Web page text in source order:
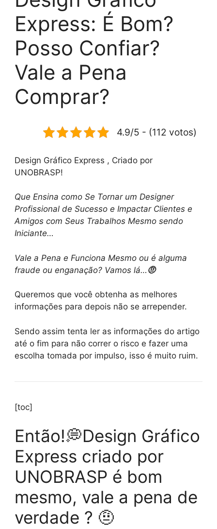
Express: É Bom?
Posso Confiar?
Vale a Pena
Comprar?
4.9/5 - (112 votos)
Design Gráfico Express , Criado por
UNOBRASP!
Que Ensina como Se Tornar um Designer
Profissional de Sucesso e Impactar Clientes e
Amigos com Seus Trabalhos Mesmo sendo
Iniciante…
Vale a Pena e Funciona Mesmo ou é alguma
fraude ou enganação? Vamos lá… 🤨
Queremos que você obtenha as melhores
informações para depois não se arrepender.
Sendo assim tenta ler as informações do artigo
até o fim para não correr o risco e fazer uma
escolha tomada por impulso, isso é muito ruim.
[toc]
Então!💭Design Gráfico
Express criado por
UNOBRASP é bom
mesmo, vale a pena de
verdade ? 🤨